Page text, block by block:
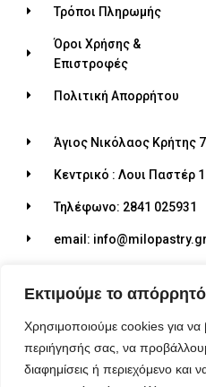
Εκτιμούμε το
Χρησιμοποιούμε cookies για να
περιήγησής σας, να
διαφημίσεις ή περιεχόμενο και
Τρόποι Πληρωμής
Όροι Χρήσης &
Επιστροφές
Πολιτική Απορρήτου
Άγιος Νικόλαος Κρήτης
Κεντρικό : Λουι Παστέρ
Τηλέφωνο: 2841 025931
email: info@milopastry.gr
© 2026 ALL